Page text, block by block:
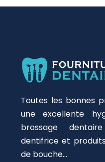
Toutes les bonnes
une excellente
brossage
dentifrice et
de bouche…